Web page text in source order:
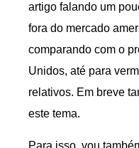
artigo falando um
fora do mercado
comparando com o
Unidos, até para
relativos. Em breve
este tema.
Para isso, vou